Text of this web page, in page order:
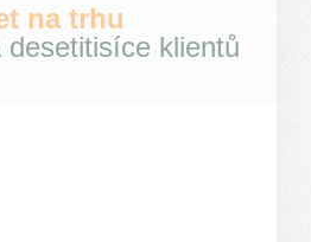
na trhu
desetitisíce klientů